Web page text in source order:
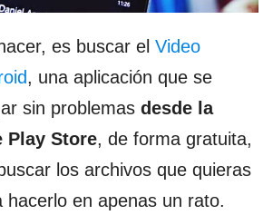
es buscar el Video
, una aplicación que se
sin problemas desde la
Play Store, de forma gratuita,
los archivos que quieras
hacerlo en apenas un rato.